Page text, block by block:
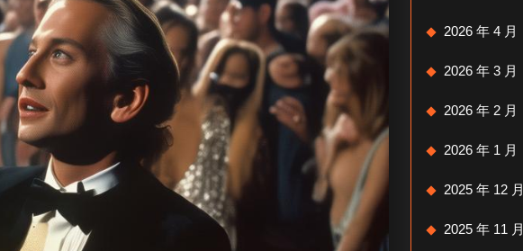
2026 年 4 月
2026 年 3 月
2026 年 2 月
2026 年 1 月
2025 年 12 月
2025 年 11 月